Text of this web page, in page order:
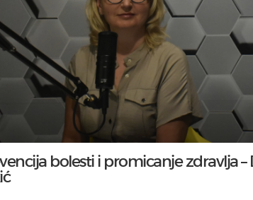
bolesti i promicanje zdravlja –